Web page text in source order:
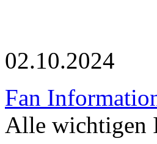
02.10.2024
Fan
Alle wichtigen